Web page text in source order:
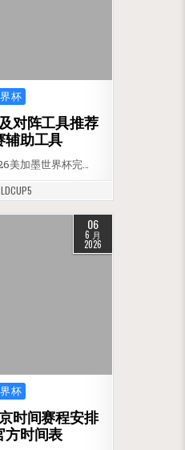
in
杯
对阵工具推荐
辅助工具
美加墨世界杯完…
06
6 月
2026
in
杯
时间赛程安排
方时间表